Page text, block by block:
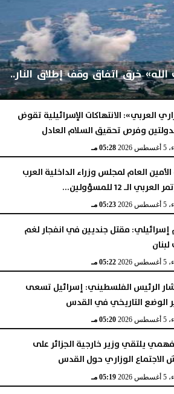
الله» خرق اتفاق وقف إطلاق النار..
العربي»: الانتهاكات الإسرائيلية تقوض
وفرص تحقيق السلام العادل
05:28 مـ
العام لمجلس وزراء الداخلية العرب
الـ 12 للمسؤولين...
05:23 مـ
إسرائيلي: مقتل جنديين في انفجار لغم
05:22 مـ
الرئيس الفلسطيني: إسرائيل تسعى
الوضع التاريخي في القدس
05:20 مـ
يلتقي وزير خارجية الجزائر على
الاجتماع الوزاري حول القدس
05:19 مـ